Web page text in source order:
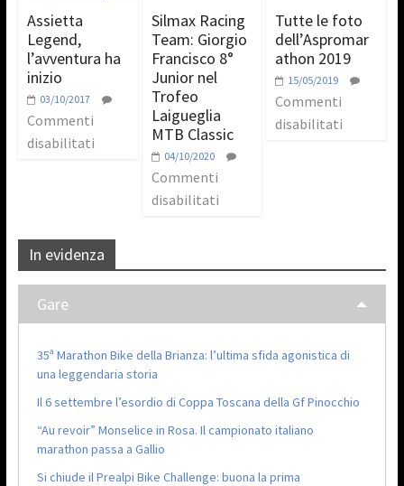
Assietta
Legend,
l’avventura ha
inizio
03/10/2017
Commenti
disabilitati
Silmax Racing
Team: Giorgio
Francisco 8°
Junior nel
Trofeo
Laigueglia
MTB Classic
04/10/2020
Commenti
disabilitati
Tutte le foto
dell’Aspromar
athon 2019
15/05/2019
Commenti
disabilitati
In evidenza
Gare
35ª Marathon Bike della Brianza: l’ultima sfida agonistica di
una leggendaria storia
Il 6 settembre l’esordio di Coppa Toscana della Gf Pinocchio
“Au revoir” Monselice in Rosa. Il campionato italiano
marathon passa a Gallio
Si chiude il Prealpi Bike Challenge: buona la prima